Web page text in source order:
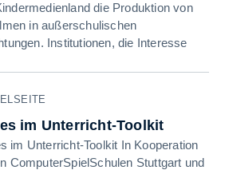
die Produktion von
in außerschulischen
Institutionen, die Interesse
im Unterricht-Toolkit
im Unterricht-Toolkit In Kooperation
ComputerSpielSchulen Stuttgart und